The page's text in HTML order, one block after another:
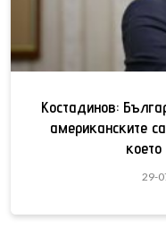
Костадинов:
американските
29-